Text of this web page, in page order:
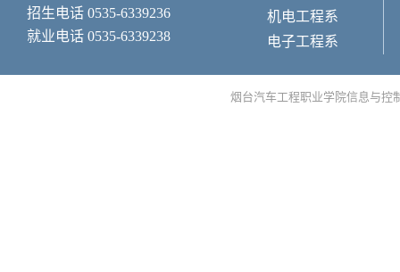
招生电话 0535-6339236
就业电话 0535-6339238
机电工程系
电子工程系
烟台汽车工程职业学院信息与